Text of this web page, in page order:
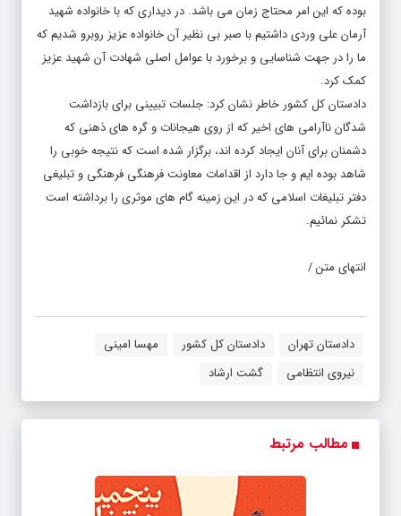
آرمان علی وردی داشتیم با صبر بی نظیر آن خانواده عزیز روبرو شدیم که
ما را در جهت شناسایی و برخورد با عوامل اصلی شهادت آن شهید عزیز
کمک کرد.
دادستان کل کشور خاطر نشان کرد: جلسات تبیینی برای بازداشت
شدگان ناآرامی های اخیر که از روی هیجانات و گره های ذهنی که
دشمنان برای آنان ایجاد کرده اند، برگزار شده است که نتیجه خوبی را
شاهد بوده ایم و جا دارد از اقدامات معاونت فرهنگی فرهنگی و تبلیغی
دفتر تبلیغات اسلامی که در این زمینه گام های موثری را برداشته است
تشکر نمائیم.
دادستان تهران دادستان کل کشور
مهسا امينی
نیروی انتظامی
گشت ارشاد
مطالب مرتبط